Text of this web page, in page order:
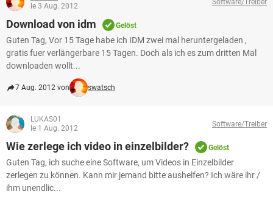
le 3 Aug. 2012
Download von idm Gelöst
Guten Tag, Vor 15 Tage habe ich IDM zwei mal heruntergeladen ,
gratis fuer verlängerbare 15 Tagen. Doch als ich es zum dritten Mal
downloaden wollt...
7 Aug. 2012 von swatsch
LUKAS01
le 1 Aug. 2012
Software/Treiber
Wie zerlege ich video in einzelbilder? Gelöst
Guten Tag, ich suche eine Software, um Videos in Einzelbilder
zerlegen zu können. Kann mir jemand bitte aushelfen? Ich wäre ihr /
ihm unendlic...